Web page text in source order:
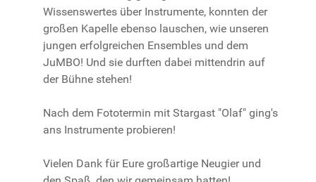
Wissenswertes über Instrumente, konnten der
großen Kapelle ebenso lauschen, wie unseren
jungen erfolgreichen Ensembles und dem
JuMBO! Und sie durften dabei mittendrin auf
der Bühne stehen!
Nach dem Fototermin mit Stargast "Olaf" ging's
ans Instrumente probieren!
Vielen Dank für Eure großartige Neugier und